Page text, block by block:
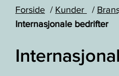
Forside Kunder
Internasjonale bedrifter